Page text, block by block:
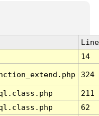
Line
14
324
211
62